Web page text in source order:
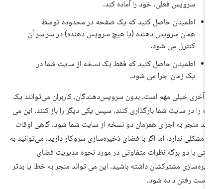
سرویس فعلی، خود را آماده کند.
اطمینان حاصل کنید که یک صفحه در محدوده توسط
همان سرویس دهنده (یا هیچ سرویس دهنده) در سراسر آن
کنترل می شود.
اطمینان حاصل کنید که فقط یک نسخه از سایت شما در
یک زمان اجرا می شود.
آخری خیلی مهم است. بدون سرویس‌دهندگان، کاربران می‌توانند یک
را در سایت شما بارگذاری کنند، سپس یکی دیگر را باز کنند. این می
منجر به اجرای همزمان دو نسخه از سایت شما شود. گاهی اوقات
مشکلی ندارد، اما اگر با فضای ذخیره‌سازی سروکار دارید، می‌توانید به
با دو برگه نظرات متفاوتی در مورد نحوه مدیریت فضای
مشترکشان داشته باشید. این می تواند منجر به خطا یا بدتر
دست رفتن داده شود.